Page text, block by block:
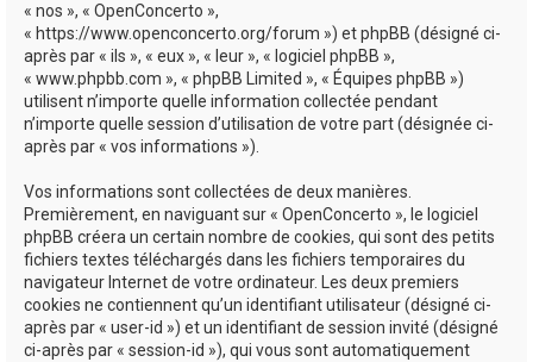
« nos », « OpenConcerto »,
« https://www.openconcerto.org/forum ») et phpBB (désigné ci-
après par « ils », « eux », « leur », « logiciel phpBB »,
« www.phpbb.com », « phpBB Limited », « Équipes phpBB »)
utilisent n’importe quelle information collectée pendant
n’importe quelle session d’utilisation de votre part (désignée ci-
après par « vos informations »).
Vos informations sont collectées de deux manières.
Premièrement, en naviguant sur « OpenConcerto », le logiciel
phpBB créera un certain nombre de cookies, qui sont des petits
fichiers textes téléchargés dans les fichiers temporaires du
navigateur Internet de votre ordinateur. Les deux premiers
cookies ne contiennent qu’un identifiant utilisateur (désigné ci-
après par « user-id ») et un identifiant de session invité (désigné
ci-après par « session-id »), qui vous sont automatiquement